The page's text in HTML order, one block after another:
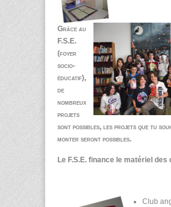
Grâce au
F.S.E.
(foyer
socio-
éducatif),
de
nombreux
projets
sont possibles, les projets que tu
monter seront possibles.
Le F.S.E. finance le matériel des
Club